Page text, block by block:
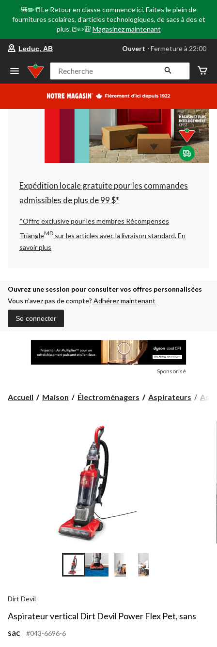
🎒✏️📒Le Retour en classe commence ici. Faites le plein de
fournitures scolaires, d'articles technologiques, de sacs à dos et
plus.📒✏️🎒 Magasinez maintenant
votre
préféré
Leduc,
AB,
courament
Fermeture
à
22:00
cliquer
pour
changer
Leduc, AB Ouvert ⋅ Fermeture à 22:00
Recherche
Expédition locale gratuite pour les commandes
admissibles de plus de 99 $*
*Offre exclusive pour les membres Récompenses
TriangleMD sur les articles avec la livraison standard.En
savoir plus
Ouvrez une session pour consulter vos offres personnalisées
Vous n’avez pas de compte? Adhérez maintenant
Se connecter
Sponsorisé
Accueil Maison Électroménagers Aspirateurs
+1
Dirt Devil
Aspirateur vertical Dirt Devil Power Flex Pet, sans
sac
#043-6696-6